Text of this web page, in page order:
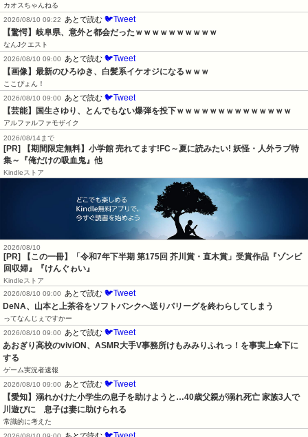
カオスちゃんねる
2026/08/10 09:22
あとで読む 🐦Tweet
【驚愕】岐阜県、意外と都会だったｗｗｗｗｗｗｗｗｗｗ
なんJクエスト
2026/08/10 09:00
あとで読む 🐦Tweet
【画像】最新のひろゆき、白髪系イケオジになるｗｗｗ
ここぴょん！
2026/08/10 09:00
あとで読む 🐦Tweet
【芸能】国生さゆり、とんでもない爆弾を投下ｗｗｗｗｗｗｗｗｗｗｗｗｗｗ
アルファルファモザイク
2026/08/14まで
[PR] 【期間限定無料】小学館 売れてます!FC～夏に読みたい! 妖怪・人外ラブ特
集～『俺だけの吸血鬼』他
Kindleストア
2026/08/10
[PR] 【この一冊】「令和7年下半期 第175回 芥川賞・直木賞」受賞作品『ゾンビ
回収婦』『けんぐゎい』
Kindleストア
2026/08/10 09:00 あとで読む 🐦Tweet
DeNA、山本と上茶谷をソフトバンクへ送りパリーグを終わらしてしまう
ってなんじぇですかー
2026/08/10 09:00 あとで読む 🐦Tweet
あおぎり高校のviviON、ASMR大手V事務所けもみみりふれっ！を事実上傘下に
する
ゲーム実況者速報
2026/08/10 09:00 あとで読む 🐦Tweet
【愛知】溺れかけた小学生の息子を助けようと…40歳父親が溺れ死亡 家族3人で
川遊びに　息子は妻に助けられる
常識的に考えた